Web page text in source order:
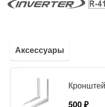
Аксессуары
500 ₽